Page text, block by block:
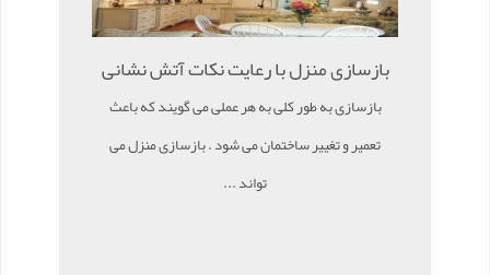
بازسازی منزل با رعایت نکات آتش نشانی
بازسازی به طور کلی به هر عملی می گویند که باعث
تعمیر و تغییر ساختمان می شود . بازسازی منزل می
تواند ...